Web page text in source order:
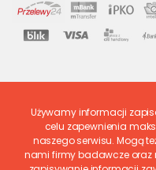
Ostatnio ocenione
Używamy informacji
celu zapewnienia
naszego serwisu. Mogą
nami firmy badawcze oraz